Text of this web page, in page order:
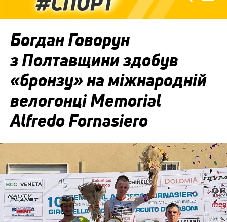
Богдан Говорун
з Полтавщини здобув
«бронзу» на міжнародній
велогонці Memorial
Alfredo Fornasiero